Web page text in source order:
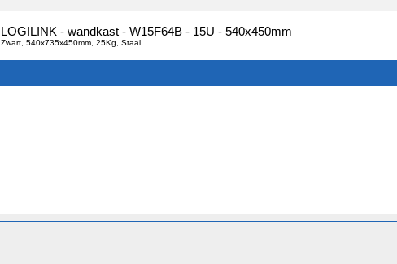
LOGILINK - wandkast - W15F64B - 15U - 540x450mm
Zwart, 540x735x450mm, 25Kg, Staal